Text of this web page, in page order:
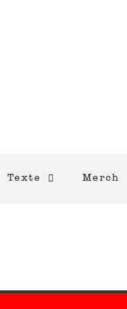
Texte Merch
die Schaltfläche unten.